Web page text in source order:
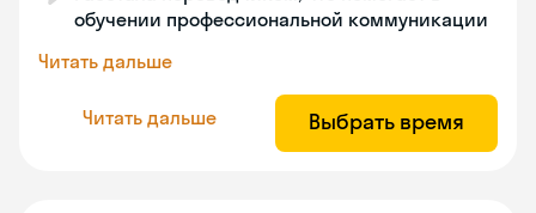
обучении профессиональной коммуникации
Читать дальше
Читать дальше Выбрать время